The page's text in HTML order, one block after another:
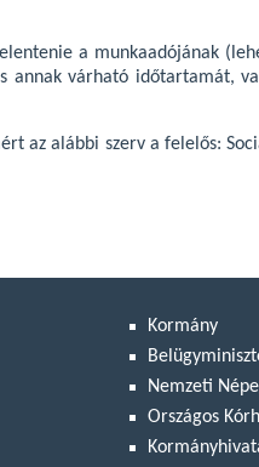
a munkaadójának
annak várható időtartamát,
az alábbi szerv a felelős:
Kormány
Nemzeti
Országos